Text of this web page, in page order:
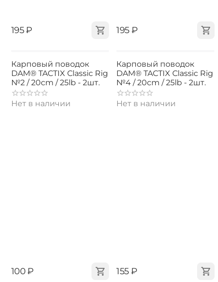
‍195‍₽ ‍195‍₽
Карповый поводок
DAM® TACTIX Classic Rig
№2 / 20cm / 25lb - 2шт.
Нет в наличии
‍100‍ ₽
Карповый поводок
DAM® TACTIX Classic Rig
№4 / 20cm / 25lb - 2шт.
Нет в наличии
‍155‍₽